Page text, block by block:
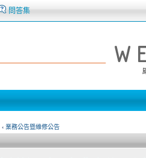
問答集
‹ 業務公告暨維修公告